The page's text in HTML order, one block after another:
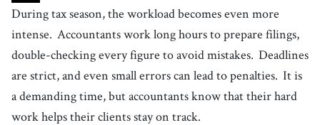
During tax season, the workload becomes even more
intense. Accountants work long hours to prepare filings,
double-checking every figure to avoid mistakes. Deadlines
are strict, and even small errors can lead to penalties. It is
a demanding time, but accountants know that their hard
work helps their clients stay on track.